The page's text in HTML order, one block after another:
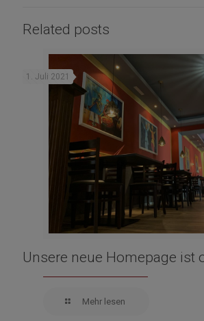
Related posts
1. Juli 2021
Unsere neue Homepage ist
Mehr lesen